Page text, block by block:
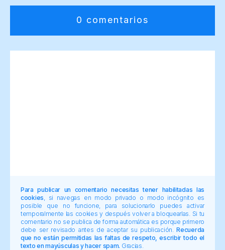
0 comentarios
Para publicar un comentario necesitas tener habilitadas las
cookies , si navegas en modo privado o modo incógnito es
posible que no funcione, para solucionarlo puedes activar
temporalmente las cookies y después volver a bloquearlas. Si tu
comentario no se publica de forma automática es porque primero
debe ser revisado antes de aceptar su publicación.Recuerda
que no están permitidas las faltas de respeto, escribir todo el
texto en mayúsculas y hacer spam. Gracias.